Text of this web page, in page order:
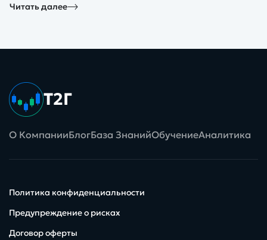
Читать далее
Т2Г
О КомпанииБлогБаза ЗнанийОбучениеАналитика
Политика конфиденциальности
Предупреждение о рисках
Договор оферты